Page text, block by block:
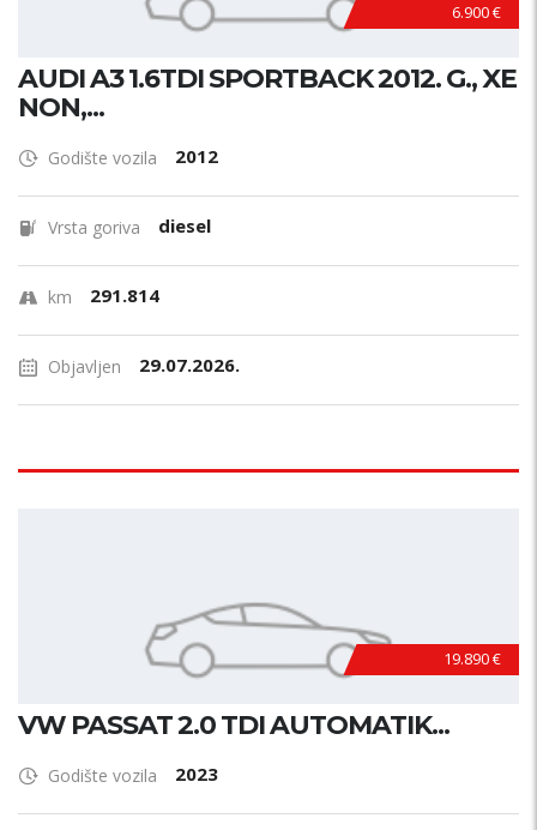
6.900 €
AUDI A3 1.6TDI SPORTBACK 2012. G., XE
NON,...
Godište vozila 2012
Vrsta goriva diesel
km 291.814
Objavljen 29.07.2026.
19.890 €
VW PASSAT 2.0 TDI AUTOMATIK...
Godište vozila 2023